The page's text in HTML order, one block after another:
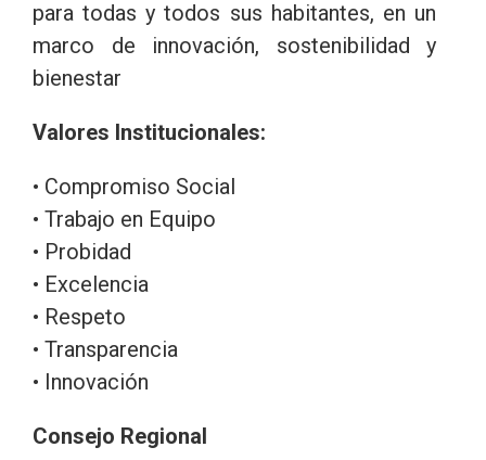
para todas y todos sus habitantes, en un
marco de innovación, sostenibilidad y
bienestar
Valores Institucionales:
• Compromiso Social
• Trabajo en Equipo
• Probidad
• Excelencia
• Respeto
• Transparencia
• Innovación
Consejo Regional